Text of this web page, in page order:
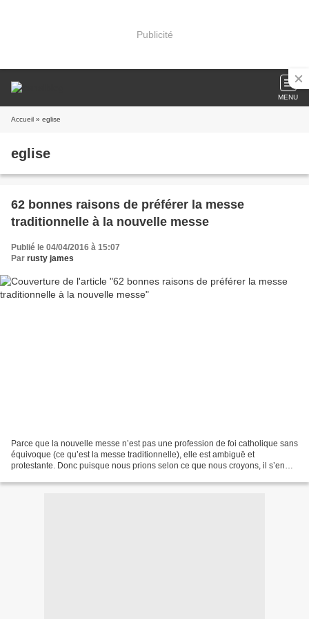
Publicité
MENU
Accueil » eglise
eglise
62 bonnes raisons de préférer la messe
traditionnelle à la nouvelle messe
Publié le 04/04/2016 à 15:07
Par rusty james
Parce que la nouvelle messe n’est pas une profession de foi catholique sans
équivoque (ce qu’est la messe traditionnelle), elle est ambiguë et
protestante. Donc puisque nous prions selon ce que nous croyons, il s’en